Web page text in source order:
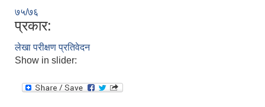
७५/७६
प्रकार:
लेखा परीक्षण प्रतिवेदन
Show in slider: